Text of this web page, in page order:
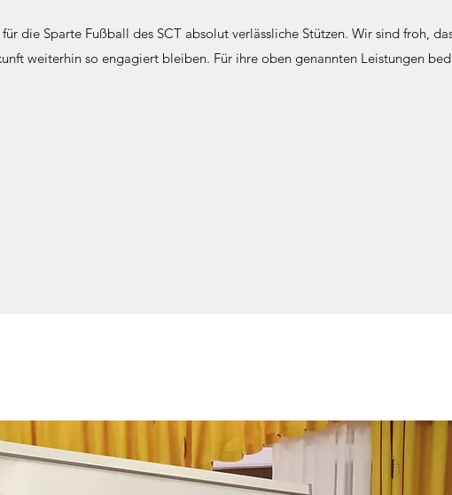
die Sparte Fußball des SCT absolut verlässliche Stützen. Wir sind froh,
weiterhin so engagiert bleiben. Für ihre oben genannten Leistungen